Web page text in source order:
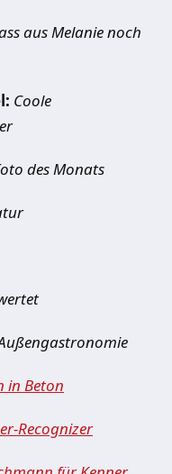
aus Melanie noch
Coole
des Monats
in Beton
Recognizer